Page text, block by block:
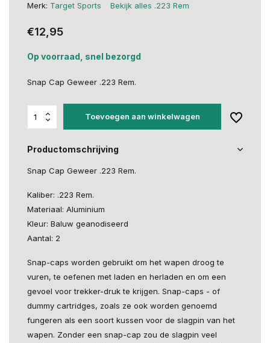
Merk: Target Sports Bekijk alles .223 Rem
€12,95
Op voorraad, snel bezorgd
Snap Cap Geweer .223 Rem.
Toevoegen aan winkelwagen
Productomschrijving
Snap Cap Geweer .223 Rem.
Kaliber: .223 Rem.
Materiaal: Aluminium
Kleur: Baluw geanodiseerd
Aantal: 2
Snap-caps worden gebruikt om het wapen droog te
vuren, te oefenen met laden en herladen en om een
gevoel voor trekker-druk te krijgen. Snap-caps - of
dummy cartridges, zoals ze ook worden genoemd
fungeren als een soort kussen voor de slagpin van het
wapen. Zonder een snap-cap zou de slagpin veel